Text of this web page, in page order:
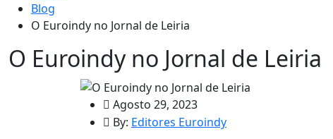
Blog
O Euroindy no Jornal de Leiria
O Euroindy no Jornal de Leiria
Agosto 29, 2023
By: Editores Euroindy